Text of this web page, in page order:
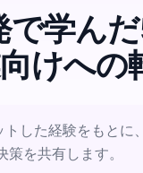
学ん
けへの
した経験をもとに
を共有します。